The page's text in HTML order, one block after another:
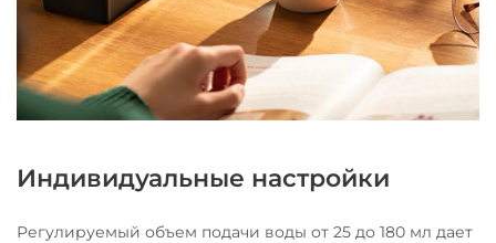
Индивидуальные настройки
Регулируемый объем подачи воды от 25 до 180 мл дает